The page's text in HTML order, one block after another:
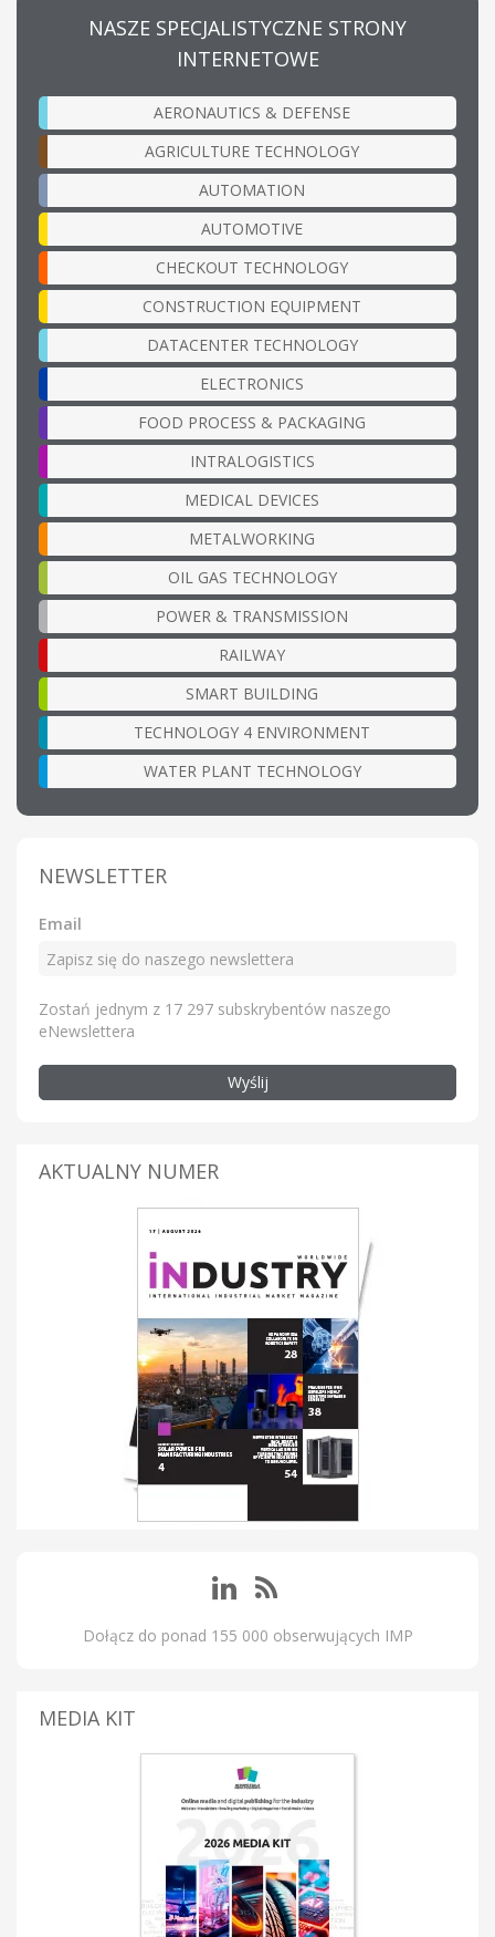
NASZE SPECJALISTYCZNE STRONY
INTERNETOWE
AERONAUTICS & DEFENSE
AGRICULTURE TECHNOLOGY
AUTOMATION
AUTOMOTIVE
CHECKOUT TECHNOLOGY
CONSTRUCTION EQUIPMENT
DATACENTER TECHNOLOGY
ELECTRONICS
FOOD PROCESS & PACKAGING
INTRALOGISTICS
MEDICAL DEVICES
METALWORKING
OIL GAS TECHNOLOGY
POWER & TRANSMISSION
RAILWAY
SMART BUILDING
TECHNOLOGY 4 ENVIRONMENT
WATER PLANT TECHNOLOGY
NEWSLETTER
Email
Zostań jednym z 17 297 subskrybentów naszego
eNewslettera
Wyślij
AKTUALNY NUMER
Dołącz do ponad 155 000 obserwujących IMP
MEDIA KIT